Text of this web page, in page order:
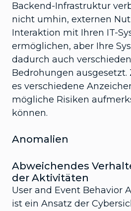
Backend-Infrastruktur
nicht umhin, externen
Interaktion mit Ihren IT-
ermöglichen, aber Ihre
dadurch auch
Bedrohungen
es verschiedene
mögliche Risiken
können.
Anomalien
Abweichendes
der Aktivitäten
User and Event Behavior
ist ein Ansatz der